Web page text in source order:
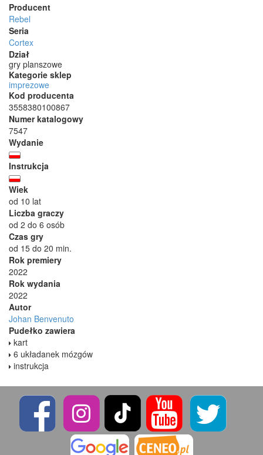
Producent
Rebel
Seria
Cortex
Dział
gry planszowe
Kategorie sklep
imprezowe
Kod producenta
3558380100867
Numer katalogowy
7547
Wydanie
Instrukcja
Wiek
od 10 lat
Liczba graczy
od 2 do 6 osób
Czas gry
od 15 do 20 min.
Rok premiery
2022
Rok wydania
2022
Autor
Johan Benvenuto
Pudełko zawiera
kart
6 układanek mózgów
instrukcja